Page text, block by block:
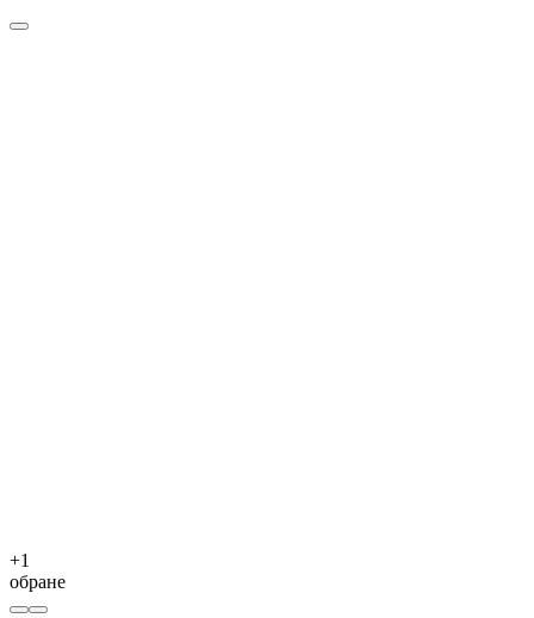
+1
обране